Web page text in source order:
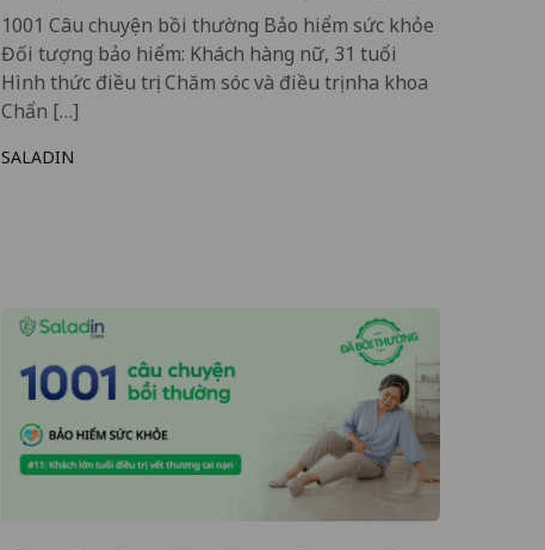
1001 Câu chuyện bồi thường Bảo hiểm sức khỏe
Đối tượng bảo hiểm: Khách hàng nữ, 31 tuổi
Hình thức điều trị: Chăm sóc và điều trị nha khoa
Chẩn […]
SALADIN